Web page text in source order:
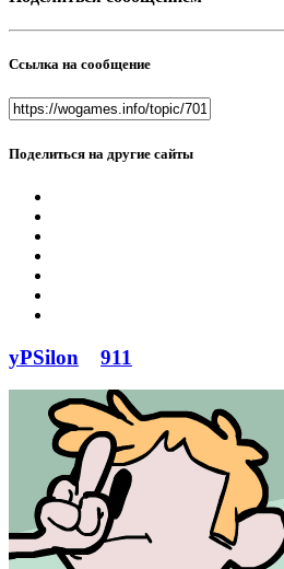
Ссылка на сообщение
Поделиться на другие сайты
yPSilon 911